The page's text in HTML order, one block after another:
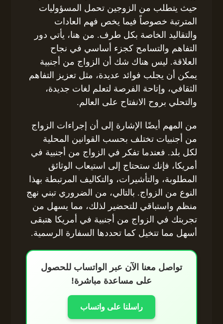
حيث يتطلب من الزوجين تحمل المسؤوليات
المترتبة خصوصاً فيما يخص فهم العادات
والتقاليد الخاصة بكل طرف. من هنا، يأتي دور
التفاهم والتسامح كجزء أساسي في نجاح
العلاقة. ليس هناك شك أن الزواج من أجنبية
يمكن أن يجلب فوائد عديدة، مثل تعزيز التفاهم
الثقافي، وإتاحة الفرصة لتعلم لغات جديدة،
والتحلي بروح الانفتاح على العالم.
من المهم أيضًا الإشارة إلى أن إجراءات الزواج
من أجنبيات تختلف بحسب القوانين المحلية
لكل بلد. فعندما تفكر في الزواج من أجنبية في
أمريكا، فإنك ستحتاج إلى استيعاب الوثائق
المطلوبة، والتأشيرات، والتكاليف المرتبطة بهذا
النوع من الزواج. بالتالي، من الضروري تبني نهج
منظم واستباقي للتحضير لذلك، مما يسهل من
تجربتك في الزواج من أجنبية في أمريكا هتبقى
أسهل مما تتخيل كما تحددها السفارة الرسمية.
تواصل معنا الآن عبر الواتساب للحصول
على مساعدة مباشرة!
راسلنا على واتساب